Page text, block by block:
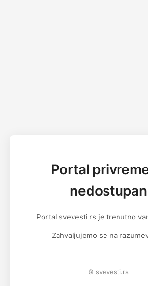
Portal
nedostupan
Portal svevesti.rs je trenutno
Zahvaljujemo se na
© svevesti.rs